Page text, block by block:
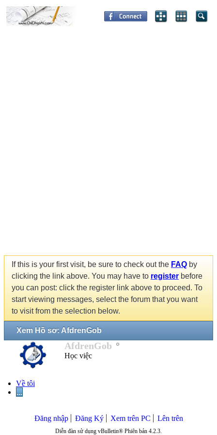
If this is your first visit, be sure to check out the FAQ by
clicking the link above. You may have to register before
you can post: click the register link above to proceed. To
start viewing messages, select the forum that you want
to visit from the selection below.
Xem Hồ sơ: AfdrenGob
AfdrenGob
Học việc
Về tôi
...
Đăng nhập Đăng Ký Xem trên PC Lên trên
Diễn đàn sử dụng vBulletin® Phiên bản 4.2.3.